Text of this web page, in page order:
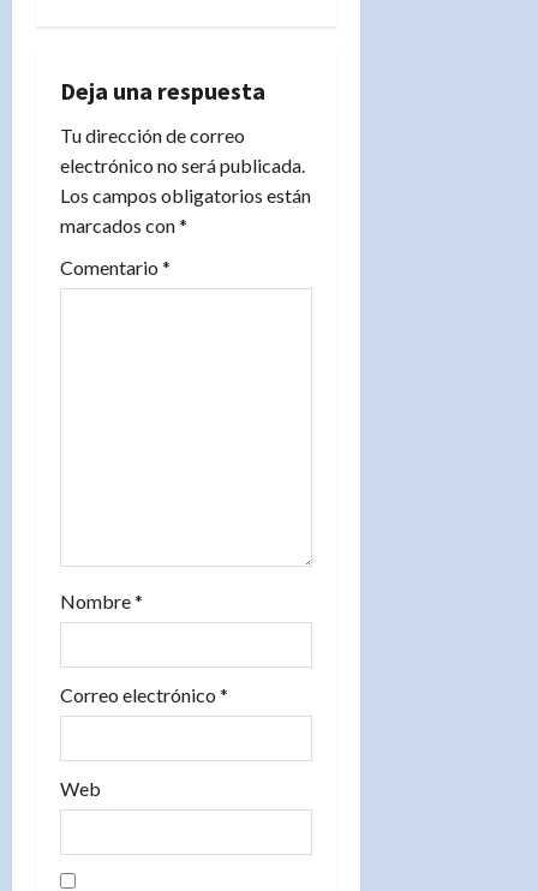
c
i
ó
n
d
a
d
a
s
Deja una respuesta
Tu dirección de correo
electrónico no será publicada.
Los campos obligatorios están
marcados con*
Comentario *
Nombre*
Correo electrónico *
Web